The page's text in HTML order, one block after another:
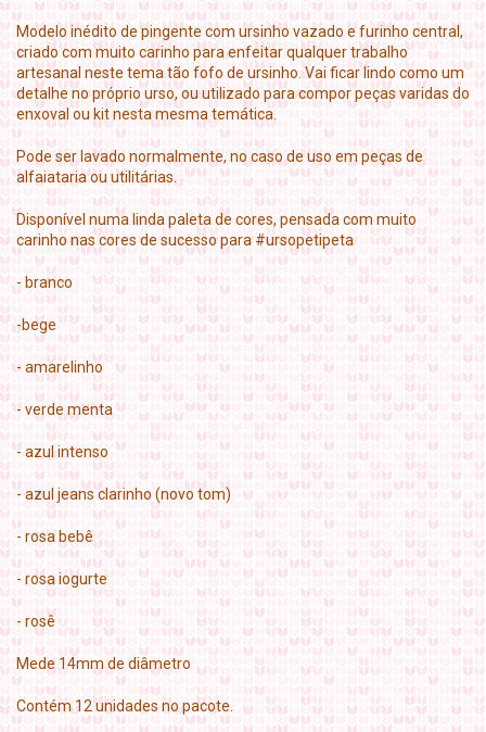
Modelo inédito de pingente com ursinho vazado e furinho central,
criado com muito carinho para enfeitar qualquer trabalho
artesanal neste tema tão fofo de ursinho. Vai ficar lindo como um
detalhe no próprio urso, ou utilizado para compor peças varidas do
enxoval ou kit nesta mesma temática.
Pode ser lavado normalmente, no caso de uso em peças de
alfaiataria ou utilitárias.
Disponível numa linda paleta de cores, pensada com muito
carinho nas cores de sucesso para #ursopetipeta
- branco
-bege
- amarelinho
- verde menta
- azul intenso
- azul jeans clarinho (novo tom)
- rosa bebê
- rosa iogurte
- rosê
Mede 14mm de diâmetro
Contém 12 unidades no pacote.